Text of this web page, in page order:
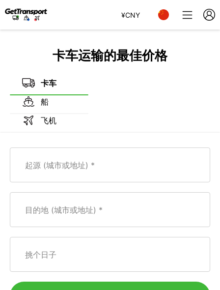
¥CNY
卡车运输的最佳价格
卡车
船
飞机
起源 (城市或地址)
目的地 (城市或地址)
挑个日子